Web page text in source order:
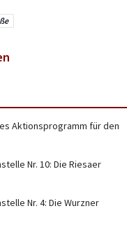
Aktionsprogramm für den
Nr. 10: Die Riesaer
Nr. 4: Die Wurzner